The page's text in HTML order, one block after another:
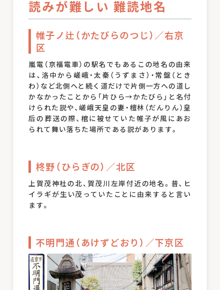
読みが難しい 難読地名
帷子ノ辻（かたびらのつじ）／右京
区
嵐電（京福電車）の駅名でもあるこの地名の由来
は、洛中から嵯峨・太秦（うずまさ）・常盤（とき
わ）など北側へと続く道だけで片側一方への道し
かなかったことから「片ひら→かたびら」と名付
けられた説や、嵯峨天皇の妻・檀林（だんりん）皇
后の葬送の際、棺に被せていた帷子が風にあお
られて舞い落ちた場所である説があります。
柊野（ひらぎの）／北区
上賀茂神社の北、賀茂川左岸付近の地名。昔、ヒ
イラギが生い茂っていたことに由来すると言い
ます。
不明門通（あけずどおり）／下京区